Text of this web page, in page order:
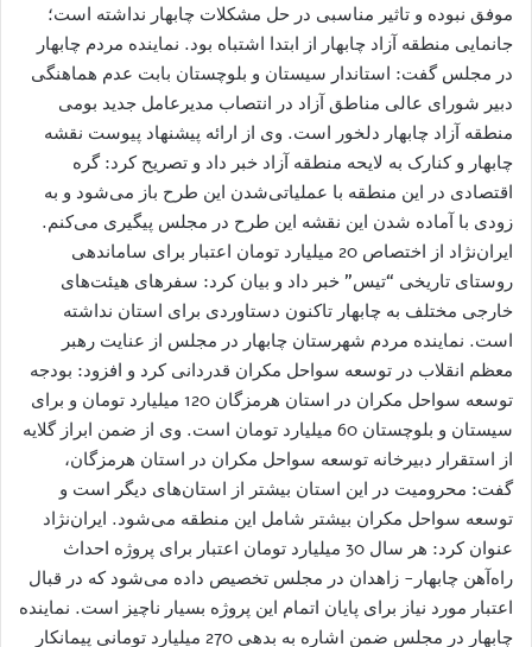
موفق نبوده و تاثیر مناسبی در حل مشکلات چابهار نداشته است؛
جانمایی منطقه آزاد چابهار از ابتدا اشتباه بود. نماینده مردم چابهار
در مجلس گفت: استاندار سیستان و بلوچستان بابت عدم هماهنگی
دبیر شورای عالی مناطق آزاد در انتصاب مدیرعامل جدید بومی
منطقه آزاد چابهار دلخور است. وی از ارائه پیشنهاد پیوست نقشه
چابهار و کنارک به لایحه منطقه آزاد خبر داد و تصریح کرد: گره
اقتصادی در این منطقه با عملیاتی‌شدن این طرح باز می‌شود و به
زودی با آماده شدن این نقشه این طرح در مجلس پیگیری می‌کنم.
ایران‌نژاد از اختصاص 20 میلیارد تومان اعتبار برای ساماندهی
روستای تاریخی “تیس” خبر داد و بیان کرد: سفرهای هیئت‌های
خارجی مختلف به چابهار تاکنون دستاوردی برای استان نداشته
است. نماینده مردم شهرستان چابهار در مجلس از عنایت رهبر
معظم انقلاب در توسعه سواحل مکران قدردانی کرد و افزود: بودجه
توسعه سواحل مکران در استان هرمزگان 120 میلیارد تومان و برای
سیستان و بلوچستان 60 میلیارد تومان است. وی از ضمن ابراز گلایه
از استقرار دبیرخانه توسعه سواحل مکران در استان هرمزگان،
گفت: محرومیت در این استان بیشتر از استان‌های دیگر است و
توسعه سواحل مکران بیشتر شامل این منطقه می‌شود. ایران‌نژاد
عنوان کرد: هر سال 30 میلیارد تومان اعتبار برای پروژه احداث
راه‌آهن چابهار- زاهدان در مجلس تخصیص داده می‌شود که در قبال
اعتبار مورد نیاز برای پایان اتمام این پروژه بسیار ‌ناچیز است. نماینده
چابهار در مجلس ضمن اشاره به بدهی 270 میلیارد تومانی پیمانکار